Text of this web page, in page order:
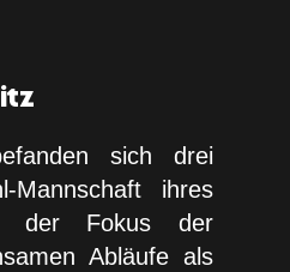
sich drei
Mannschaft ihres
der Fokus der
Abläufe als